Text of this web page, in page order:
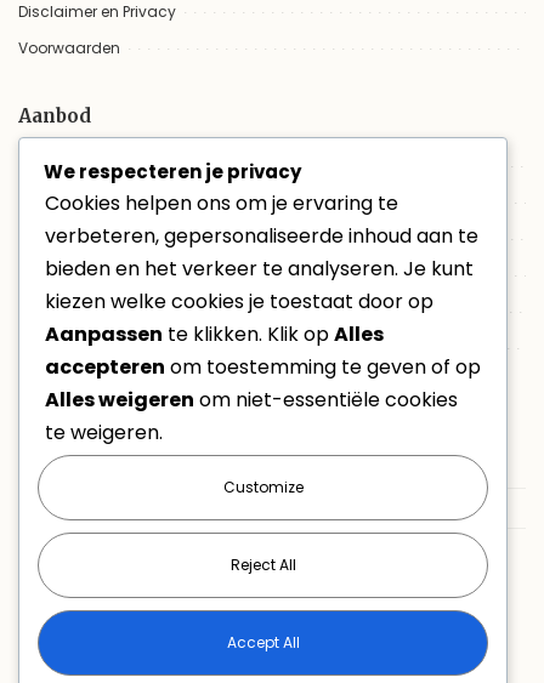
Disclaimer en Privacy
Voorwaarden
Aanbod
Trouwvideo
Aanbod
Trouwfilm online bekijken
Evenementen
Non-profit
VacatureVideo
Laatste berichten
Hoe lang duurt het monteren van een huwelijksfilm écht?
De onvergetelijke trouwdag van Niels & Marie-Hélène
Opendeurdag Brandweer Heusden-Zolder 2026
We respecteren je privacy
Cookies helpen ons om je ervaring te
verbeteren, gepersonaliseerde inhoud aan te
bieden en het verkeer te analyseren. Je kunt
kiezen welke cookies je toestaat door op
Aanpassen te klikken. Klik opAlles
accepteren om toestemming te geven of op
Alles weigeren om niet-essentiële cookies
te weigeren.
Customize
Reject All
Accept All